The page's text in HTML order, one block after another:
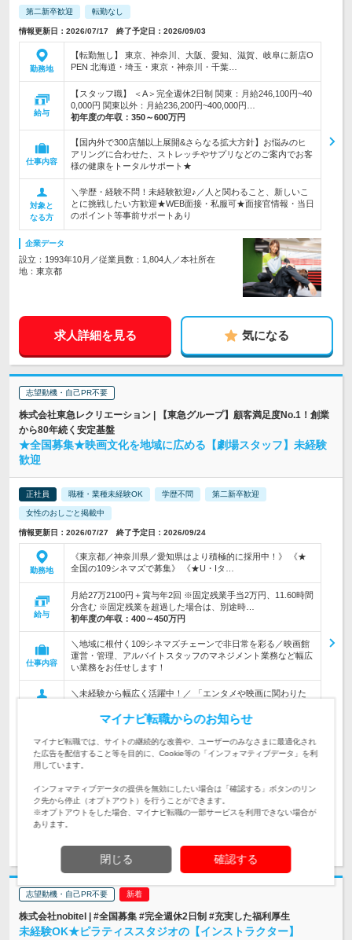
第二新卒歓迎 転勤なし
情報更新日：2026/07/17 終了予定日：2026/09/03
勤務地
【転勤無し】 東京、神奈川、大阪、愛知、滋賀、岐阜に新店O
PEN 北海道・埼玉・東京・神奈川・千葉…
給与
【スタッフ職】 ＜A＞完全週休2日制 関東：月給246,100円~40
0,000円 関東以外：月給236,200円~400,000円…
初年度の年収： 350～600万円
仕事内容
【国内外で300店舗以上展開&さらなる拡大方針】お悩みのヒ
アリングに合わせた、ストレッチやサプリなどのご案内でお客
様の健康をトータルサポート★
対象と
なる方
＼学歴・経験不問！未経験歓迎♪／人と関わること、新しいこ
とに挑戦したい方歓迎★WEB面接・私服可★面接官情報・当日
のポイント等事前サポートあり
企業データ
設立：1993年10月／従業員数：1,804人／本社所在
地：東京都
求人詳細を見る 気になる
志望動機・自己PR不要
株式会社東急レクリエーション | 【東急グループ】顧客満足度No.1！創業
から80年続く安定基盤
★全国募集★映画文化を地域に広める【劇場スタッフ】未経験
歓迎
正社員 職種・業種未経験OK 学歴不問 第二新卒歓迎
女性のおしごと掲載中
情報更新日：2026/07/27 終了予定日：2026/09/24
勤務地
《東京都／神奈川県／愛知県はより積極的に採用中！》 《★
全国の109シネマズで募集》 《★U・Iタ…
給与
月給27万2100円＋賞与年2回 ※固定残業手当2万円、11.60時間
分含む ※固定残業を超過した場合は、別途時…
初年度の年収： 400～450万円
仕事内容
＼地域に根付く109シネマズチェーンで非日常を彩る／映画館
運営・管理、アルバイトスタッフのマネジメント業務など幅広
い業務をお任せします！
＼未経験から幅広く活躍中！／ 「エンタメや映画に関わりた
トに興味のある方は大歓迎！
企業データ
設立：1946年6月／従業員数：386人／本社所在地：
東京都
志望動機・自己PR不要
株式会社nobitel | #全国募集 #完全週休2日制 #充実した福利厚生
未経験OK★ピラティススタジオの【インストラクター】
マイナビ転職からのお知らせ
マイナビ転職では、サイトの継続的な改善や、ユーザーのみなさまに最適化され
た広告を配信すること等を目的に、Cookie等の「インフォマティブデータ」を利
用しています。
インフォマティブデータの提供を無効にしたい場合は「確認する」ボタンのリン
ク先から停止（オプトアウト）を行うことができます。
※オプトアウトをした場合、マイナビ転職の一部サービスを利用できない場合が
あります。
閉じる 確認する